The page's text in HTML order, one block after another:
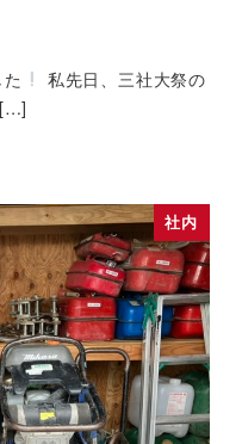
私先日、三社大祭の
[…]
社内